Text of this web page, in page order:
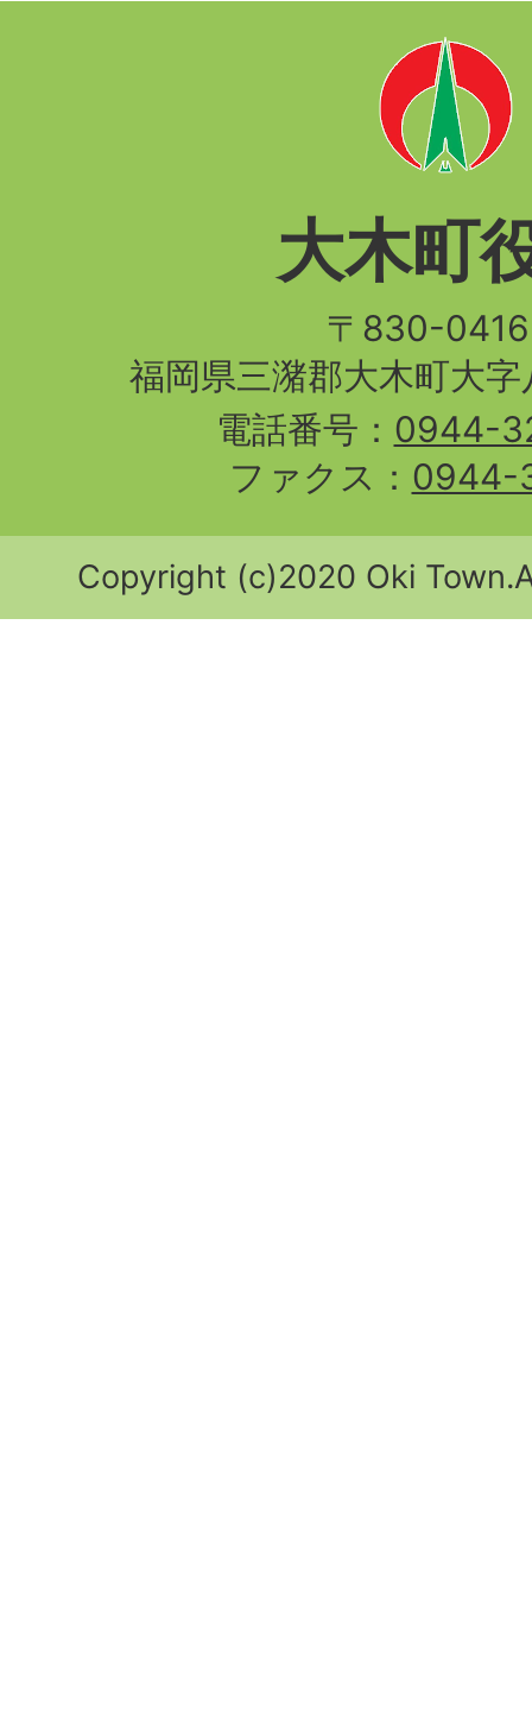
大木町
〒830-
福岡県三潴郡大木町大
電話番号： 0944-
ファクス： 0944-
Copyright (c)2020 Oki